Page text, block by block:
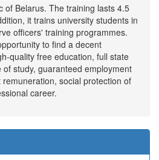
of Belarus. The training lasts 4.5
it trains university students in
officers' training programmes.
to find a decent
quality free education, full state
study, guaranteed employment
social protection of
career.